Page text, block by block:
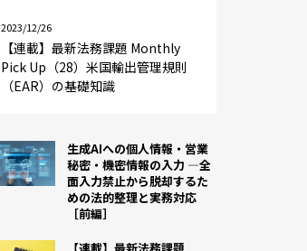
2023/12/26
【連載】最新法務課題 Monthly
Pick Up（28）米国輸出管理規則
（EAR）の基礎知識
生成AIへの個人情報・営業
秘密・機密情報の入力 ―全
面入力禁止から脱却するた
めの法的整理と実務対応
［前編］